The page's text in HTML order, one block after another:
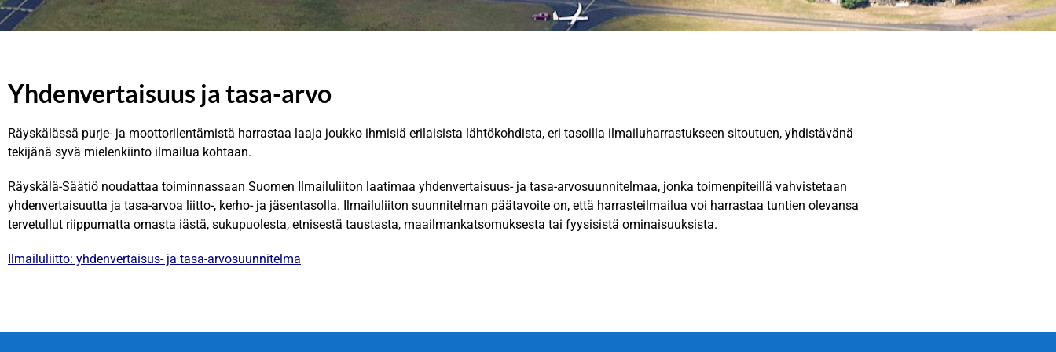
Tervetuloa
Räyskälään!
Tervetuloa
Räyskälään!
Tervetuloa
Räyskälään!
Yhdenvertaisuus ja tasa-arvo
Räyskälässä purje- ja moottorilentämistä harrastaa laaja joukko ihmisiä erilaisista lähtökohdista, eri tasoilla ilmailuharrastukseen sitoutuen, yhdistävänä
tekijänä syvä mielenkiinto ilmailua kohtaan.
Räyskälä-Säätiö noudattaa toiminnassaan Suomen Ilmailuliiton laatimaa yhdenvertaisuus- ja tasa-arvosuunnitelmaa, jonka toimenpiteillä vahvistetaan
yhdenvertaisuutta ja tasa-arvoa liitto-, kerho- ja jäsentasolla. Ilmailuliiton suunnitelman päätavoite on, että harrasteilmailua voi harrastaa tuntien olevansa
tervetullut riippumatta omasta iästä, sukupuolesta, etnisestä taustasta, maailmankatsomuksesta tai fyysisistä ominaisuuksista.
Ilmailuliitto: yhdenvertaisus- ja tasa-arvosuunnitelma